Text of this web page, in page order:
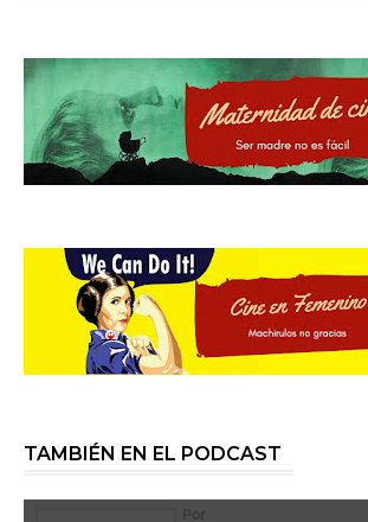
TAMBIÉN EN EL PODCAST